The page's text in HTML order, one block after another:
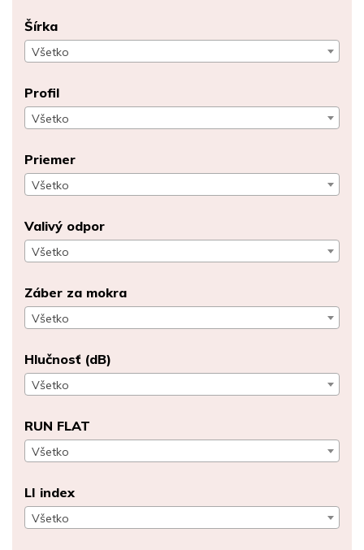
Šírka
Všetko
Profil
Všetko
Priemer
Všetko
Valivý odpor
Všetko
Záber za mokra
Všetko
Hlučnosť (dB)
Všetko
RUN FLAT
Všetko
LI index
Všetko